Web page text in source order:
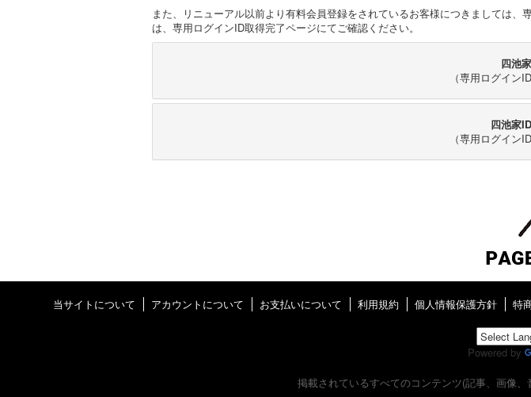
また、リニューアル以前より有料会員登録をされているお客様につきましては
は、専用ログインID取得完了ページにてご確認ください。
四池
（専用ログイン
四池家
（専用ログイン
当サイトについて アカウントについて お支払いについて 利用規約 個人情報保護方針 特
Powered by
掲載されているすべてのコンテンツ(記事、画像、